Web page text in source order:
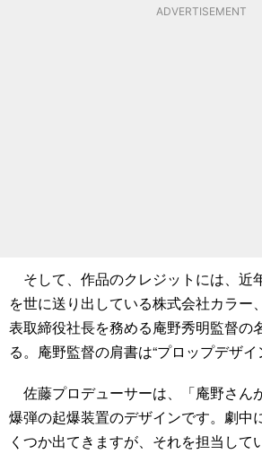
ADVERTISEMENT
そして、作品のクレジットには、近
を世に送り出している株式会社カラー
表取締役社長を務める庵野秀明監督の
る。庵野監督の肩書は“プロップデザイ
佐藤プロデューサーは、「庵野さん
爆弾の起爆装置のデザインです。劇中
くつか出てきますが、それを担当して